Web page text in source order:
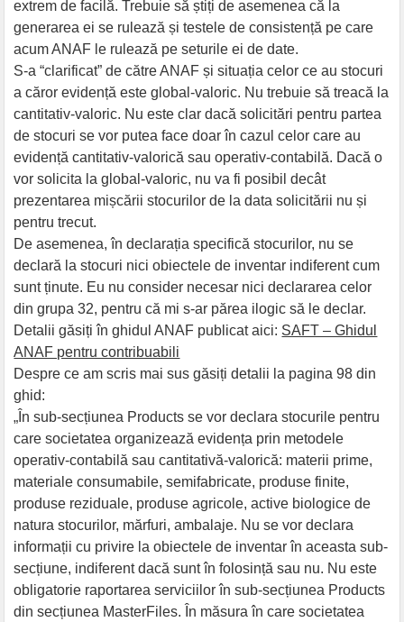
extrem de facilă. Trebuie să știți de asemenea că la
generarea ei se rulează și testele de consistență pe care
acum ANAF le rulează pe seturile ei de date.
S-a “clarificat” de către ANAF și situația celor ce au stocuri
a căror evidență este global-valoric. Nu trebuie să treacă la
cantitativ-valoric. Nu este clar dacă solicitări pentru partea
de stocuri se vor putea face doar în cazul celor care au
evidență cantitativ-valorică sau operativ-contabilă. Dacă o
vor solicita la global-valoric, nu va fi posibil decât
prezentarea mișcării stocurilor de la data solicitării nu și
pentru trecut.
De asemenea, în declarația specifică stocurilor, nu se
declară la stocuri nici obiectele de inventar indiferent cum
sunt ținute. Eu nu consider necesar nici declararea celor
din grupa 32, pentru că mi s-ar părea ilogic să le declar.
Detalii găsiți în ghidul ANAF publicat aici: SAFT – Ghidul
ANAF pentru contribuabili
Despre ce am scris mai sus găsiți detalii la pagina 98 din
ghid:
„În sub-secțiunea Products se vor declara stocurile pentru
care societatea organizează evidența prin metodele
operativ-contabilă sau cantitativă-valorică: materii prime,
materiale consumabile, semifabricate, produse finite,
produse reziduale, produse agricole, active biologice de
natura stocurilor, mărfuri, ambalaje. Nu se vor declara
informații cu privire la obiectele de inventar în aceasta sub-
secțiune, indiferent dacă sunt în folosință sau nu. Nu este
obligatorie raportarea serviciilor în sub-secțiunea Products
din secțiunea MasterFiles. În măsura în care societatea